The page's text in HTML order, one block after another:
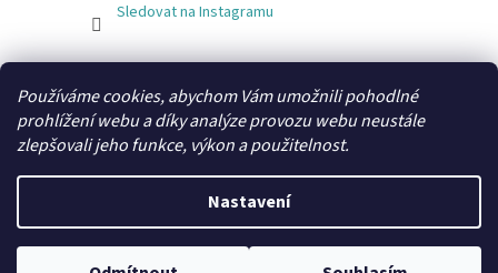
Používáme cookies, abychom Vám umožnili pohodlné
prohlížení webu a díky analýze provozu webu neustále
zlepšovali jeho funkce, výkon a použitelnost.
Nastavení
Sledovat na Instagramu
Copyright 2026xobaly.cz. Všechna práva vyhrazena.